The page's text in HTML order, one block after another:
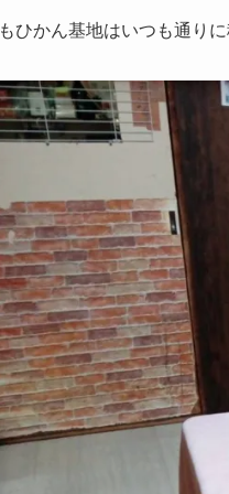
もひかん基地はいつも通り